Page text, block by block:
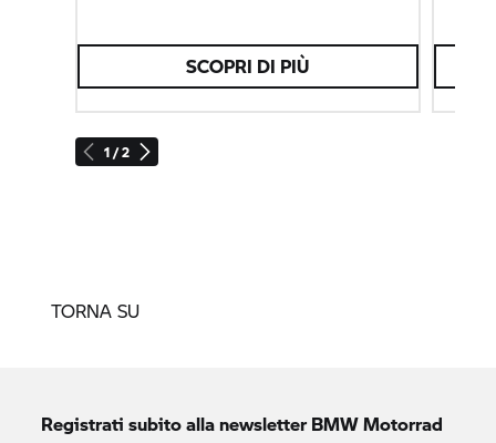
1 / 2
SCOPRI DI PIÙ
TORNA SU
Registrati subito alla newsletterBMW Motorrad